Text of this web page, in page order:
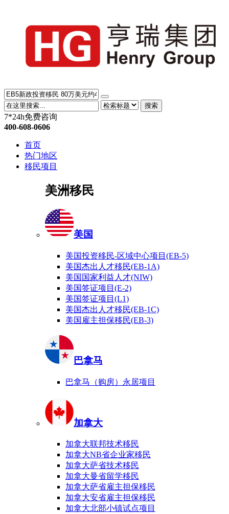
搜索
7*24h免费咨询
400-608-0606
首页
热门地区
移民项目
美洲移民
美国
美国投资移民-区域中心项目(EB-5)
美国杰出人才移民(EB-1A)
美国国家利益人才(NIW)
美国签证项目(E-2)
美国签证项目(L1)
美国杰出人才移民(EB-1C)
美国雇主担保移民(EB-3)
巴拿马
巴拿马（购房）永居项目
加拿大
加拿大联邦技术移民
加拿大NB省企业家移民
加拿大萨省技术移民
加拿大曼省留学移民
加拿大萨省雇主担保移民
加拿大安省雇主担保移民
加拿大北部小镇试点项目